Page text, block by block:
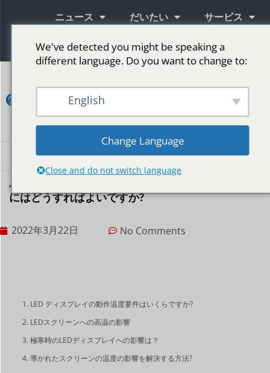
ニュース だいたい サービス
情報
ン
ト
作業温度 LED スクリーンの温度の影響を解決する
にはどうすればよいですか?
2022年3月22日 No Comments
LED ディスプレイの動作温度要件はいくらですか?
LEDスクリーンへの高温の影響
極寒時のLEDディスプレイへの影響は？
導かれたスクリーンの温度の影響を解決する方法?
We've detected you might be speaking a
different language. Do you want to change to:
English
Change Language
Close and do not switch language